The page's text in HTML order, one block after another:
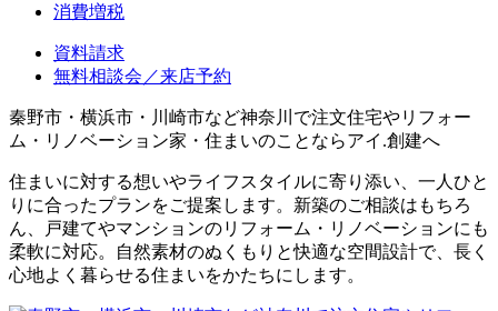
消費増税
資料請求
無料相談会／来店予約
秦野市・横浜市・川崎市など神奈川で注文住宅やリフォー
ム・リノベーション家・住まいのことならアイ.創建へ
住まいに対する想いやライフスタイルに寄り添い、一人ひと
りに合ったプランをご提案します。新築のご相談はもちろ
ん、戸建てやマンションのリフォーム・リノベーションにも
柔軟に対応。自然素材のぬくもりと快適な空間設計で、長く
心地よく暮らせる住まいをかたちにします。